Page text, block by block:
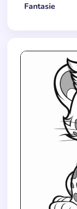
Fantasie